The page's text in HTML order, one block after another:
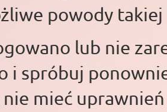
powody takiej
lub nie
i spróbuj
nie mieć